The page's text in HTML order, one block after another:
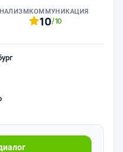
КОММУНИКАЦИЯ
10/10